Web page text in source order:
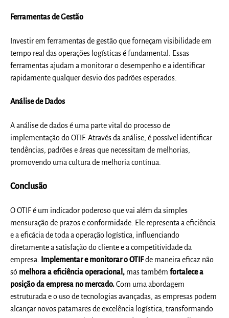
Ferramentas de Gestão
Investir em ferramentas de gestão que forneçam visibilidade em
tempo real das operações logísticas é fundamental. Essas
ferramentas ajudam a monitorar o desempenho e a identificar
rapidamente qualquer desvio dos padrões esperados.
Análise de Dados
A análise de dados é uma parte vital do processo de
implementação do OTIF. Através da análise, é possível identificar
tendências, padrões e áreas que necessitam de melhorias,
promovendo uma cultura de melhoria contínua.
Conclusão
O OTIF é um indicador poderoso que vai além da simples
mensuração de prazos e conformidade. Ele representa a eficiência
e a eficácia de toda a operação logística, influenciando
diretamente a satisfação do cliente e a competitividade da
empresa. Implementar e monitorar o OTIFde maneira eficaz não
só melhora a eficiência operacional, mas tambémfortalece a
posição da empresa no mercado.Com uma abordagem
estruturada e o uso de tecnologias avançadas, as empresas podem
alcançar novos patamares de excelência logística, transformando